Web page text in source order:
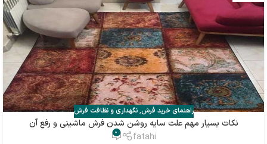
راهنمای خرید فرش,نگهداری و نظافت فرش
نکات بسیار مهم علت سایه روشن شدن فرش ماشینی و رفع آن
fatahi
0